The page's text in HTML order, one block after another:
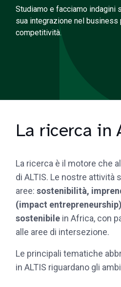
Studiamo e facciamo indagini
sua integrazione nel business
competitività.
La ricerca in
La ricerca è il motore che
di ALTIS. Le nostre attività
aree: sostenibilità,
(impact
sostenibile in Africa, con
alle aree di intersezione.
Le principali tematiche
in ALTIS riguardano gli